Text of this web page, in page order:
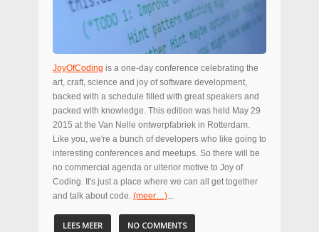
JoyOfCoding is a one-day conference celebrating the
art, craft, science and joy of software development,
backed with a schedule filled with great speakers and
packed with knowledge. This edition was held May 29
2015 at the Van Nelle ontwerpfabriek in Rotterdam.
Like you, we're a bunch of developers who like going to
interesting conferences and meetups. So there will be
no commercial agenda or ulterior motive to Joy of
Coding. It's just a place where we can all get together
and talk about code. (meer…)...
LEES MEER NO COMMENTS